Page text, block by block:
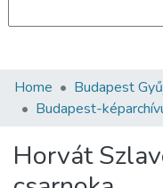
Communities &
Statistics
Home Budapest
Budapest-
Horvát